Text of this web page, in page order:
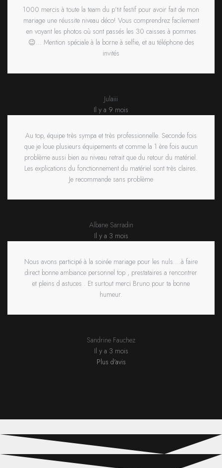
1000 mercis à toute la team du p’tit festif pour avoir fait de mon
mariage une réussite niveau déco! Vous comprendrez facilement
en voyant les photos où sont passés les 30 caisses à pommes
😉… Mention spéciale à la borne à selfie, et au téléphone des
invités
Julaiii
Il y a 9 mois
Au top, équipe très sympa et très professionnelle. Seconde fois
que je loue plusieurs équipements et comme la 1 ère fois aucun
problème aussi bien au niveau retrait que du retour du matériel.
Les explications du fonctionnement du matériel sont très claires.
Je recommande sans problème
Albane Sarradin
Il y a 3 mois
Nous avons participé à la soirée mariage pour les nuls ...à faire
direct bonne ambiance personnel top , prestataires a rencontrer
et pleins d astuces . Et surtout merci Bruno pour ta bonne
humeur.
Sandrine Fauchez
Il y a 3 mois
Plus d'avis